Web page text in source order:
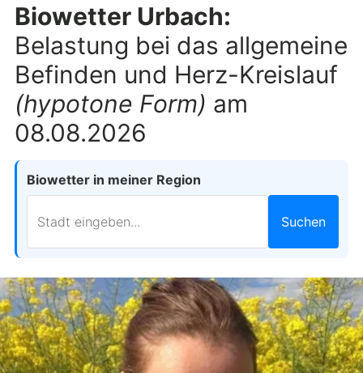
Biowetter Urbach:
Belastung bei das allgemeine
Befinden und Herz-Kreislauf
(hypotone Form) am
08.08.2026
Biowetter in meiner Region
Suchen